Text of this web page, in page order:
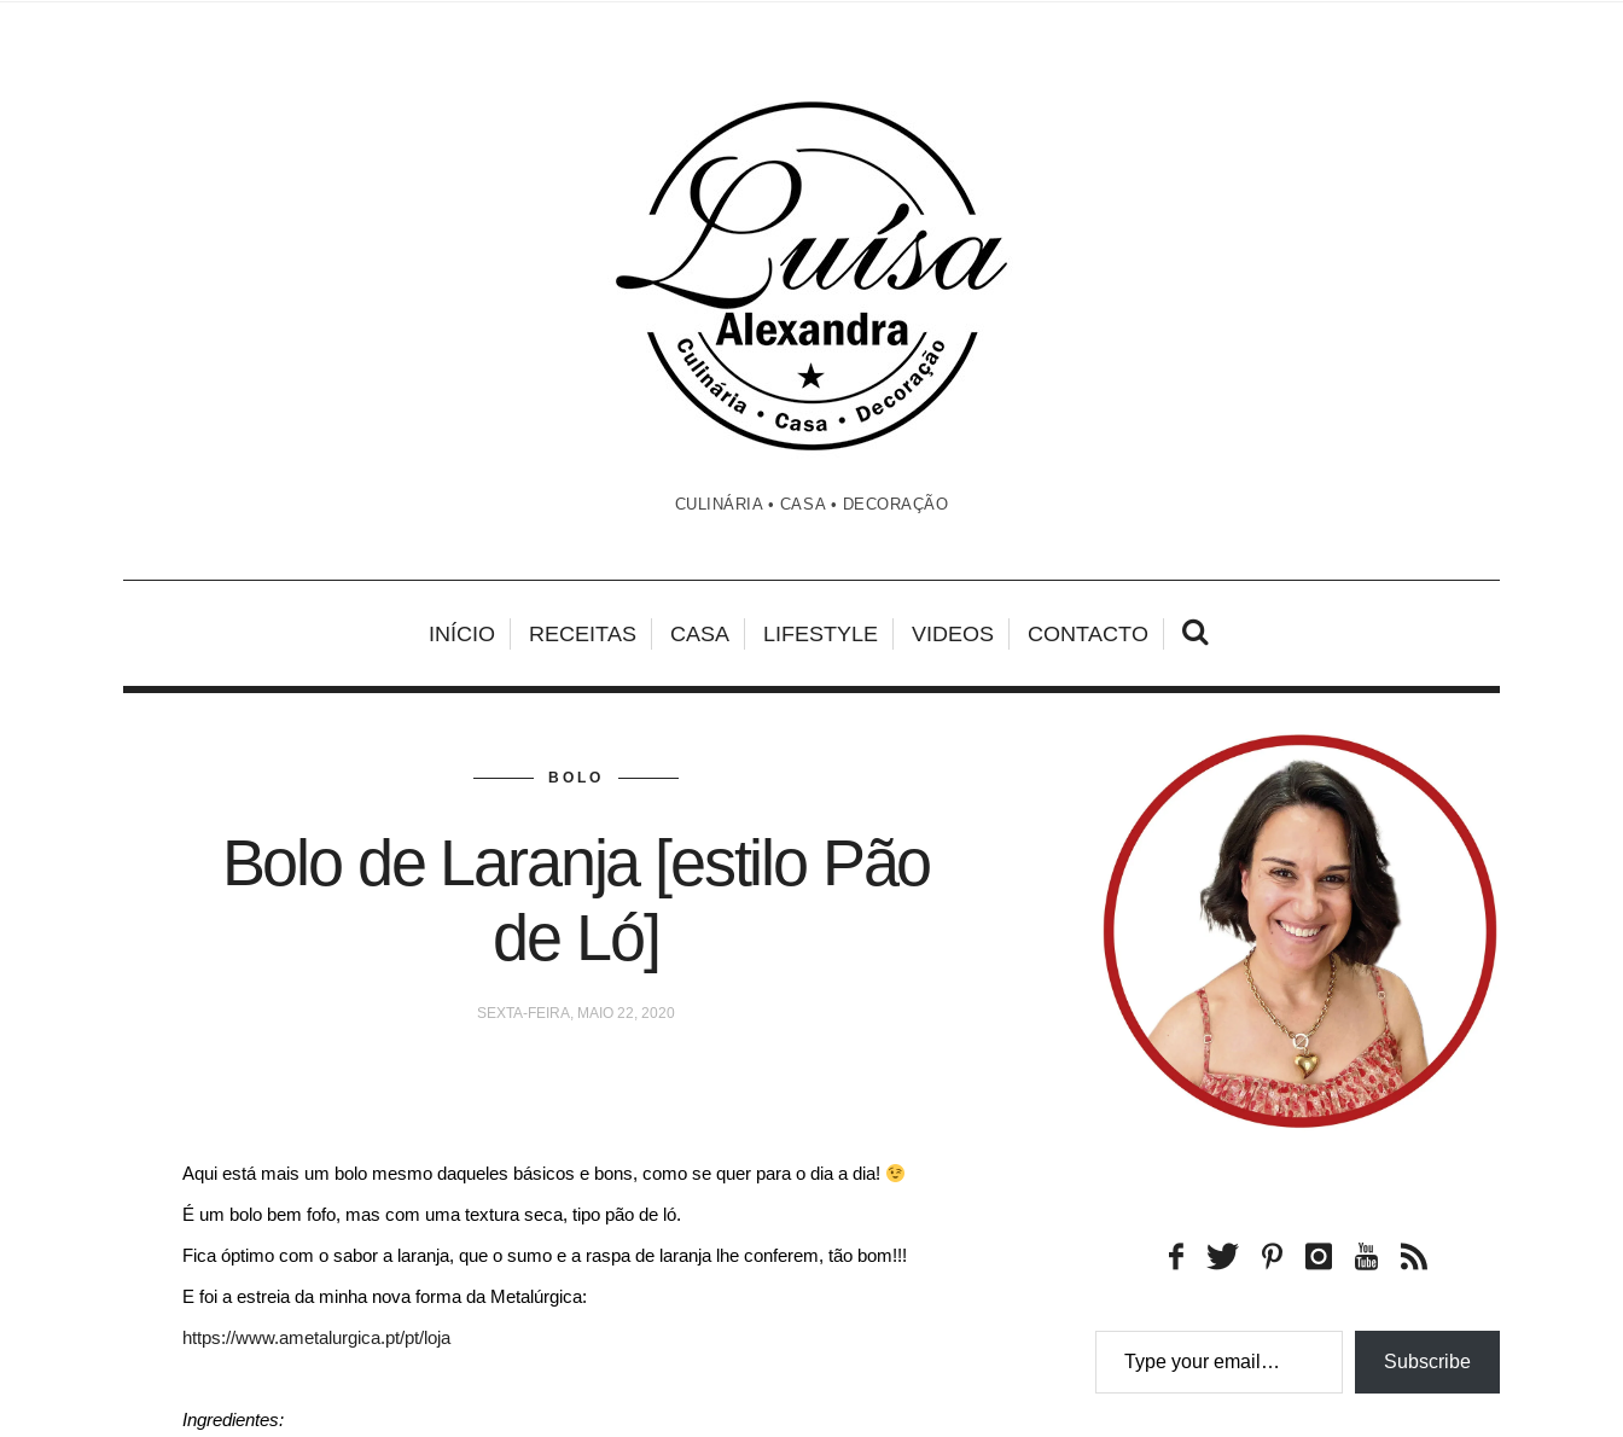
CULINÁRIA • CASA • DECORAÇÃO
INÍCIO RECEITAS CASA LIFESTYLE VIDEOS CONTACTO
BOLO
Bolo de Laranja [estilo Pão
de Ló]
SEXTA-FEIRA, MAIO 22, 2020
Aqui está mais um bolo mesmo daqueles básicos e bons, como se quer para o dia a dia!
É um bolo bem fofo, mas com uma textura seca, tipo pão de ló.
Fica óptimo com o sabor a laranja, que o sumo e a raspa de laranja lhe conferem, tão bom!!!
E foi a estreia da minha nova forma da Metalúrgica:
https://www.ametalurgica.pt/pt/loja
Ingredientes:
Type your email…
Subscribe